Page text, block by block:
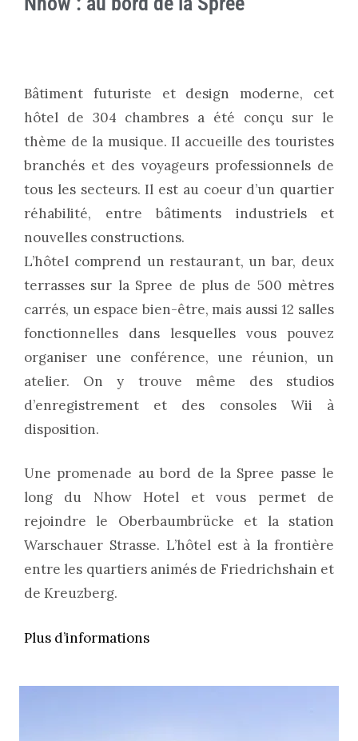
Bâtiment futuriste et design moderne, cet
hôtel de 304 chambres a été conçu sur le
thème de la musique. Il accueille des touristes
branchés et des voyageurs professionnels de
tous les secteurs. Il est au coeur d’un quartier
réhabilité, entre bâtiments industriels et
nouvelles constructions.
L’hôtel comprend un restaurant, un bar, deux
terrasses sur la Spree de plus de 500 mètres
carrés, un espace bien-être, mais aussi 12 salles
fonctionnelles dans lesquelles vous pouvez
organiser une conférence, une réunion, un
atelier. On y trouve même des studios
d’enregistrement et des consoles Wii à
disposition.
Une promenade au bord de la Spree passe le
long du Nhow Hotel et vous permet de
rejoindre le Oberbaumbrücke et la station
Warschauer Strasse. L’hôtel est à la frontière
entre les quartiers animés de Friedrichshain et
de Kreuzberg.
Plus d’informations